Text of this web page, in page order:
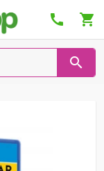
 
